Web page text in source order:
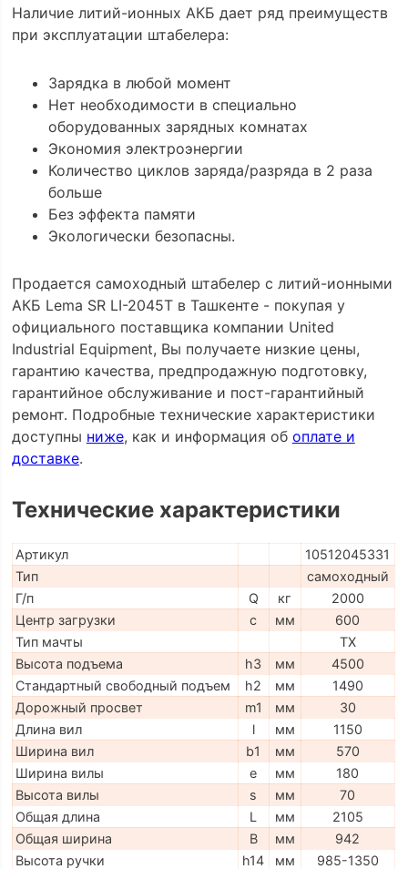
Наличие литий-ионных АКБ дает ряд преимуществ
при эксплуатации штабелера:
Зарядка в любой момент
Нет необходимости в специально
оборудованных зарядных комнатах
Экономия электроэнергии
Количество циклов заряда/разряда в 2 раза
больше
Без эффекта памяти
Экологически безопасны.
Продается самоходный штабелер с литий-ионными
АКБ Lema SR LI-2045Т в Ташкенте - покупая у
официального поставщика компании United
Industrial Equipment, Вы получаете низкие цены,
гарантию качества, предпродажную подготовку,
гарантийное обслуживание и пост-гарантийный
ремонт. Подробные технические характеристики
доступны ниже, как и информация об оплате и
доставке.
Технические характеристики
Артикул
10512045331
Тип
самоходный
Г/п
Q кг
2000
Центр загрузки
c мм
600
Тип мачты
TX
Высота подъема
h3 мм
4500
Стандартный свободный подъем
h2 мм
1490
Дорожный просвет
m1 мм
30
Длина вил
l мм
1150
Ширина вил
b1 мм
570
Ширина вилы
e мм
180
Высота вилы
s мм
70
Общая длина
L мм
2105
Общая ширина
B мм
942
Высота ручки
h14 мм
985-1350